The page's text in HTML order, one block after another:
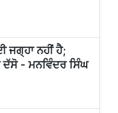
ਜਗ੍ਹਾ ਨਹੀਂ ਹੈ;
ਦੱਸੋ - ਮਨਵਿੰਦਰ ਸਿੰਘ